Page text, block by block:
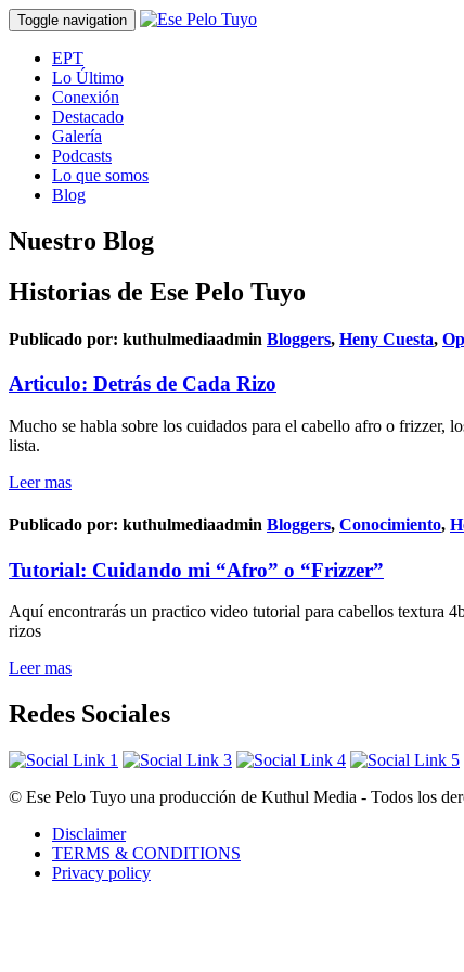
Toggle navigation
EPT
Lo Último
Conexión
Destacado
Galería
Podcasts
Lo que somos
Blog
Nuestro Blog
Historias de Ese Pelo Tuyo
Publicado por: kuthulmediaadmin Bloggers, Heny Cuesta,
Articulo: Detrás de Cada Rizo
Mucho se habla sobre los cuidados para el cabello afro o frizzer,
lista.
Leer mas
Publicado por: kuthulmediaadmin Bloggers, Conocimiento,
Tutorial: Cuidando mi “Afro” o “Frizzer”
Aquí encontrarás un practico video tutorial para cabellos textura
rizos
Leer mas
Redes Sociales
© Ese Pelo Tuyo una producción de Kuthul Media - Todos los
Disclaimer
TERMS & CONDITIONS
Privacy policy